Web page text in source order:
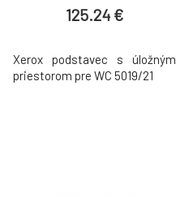
125.24 €
Xerox podstavec s úložným
priestorom pre WC 5019/21